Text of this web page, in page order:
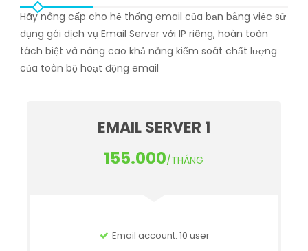
Hãy nâng cấp cho hệ thống email của bạn bằng việc sử
dụng gói dịch vụ Email Server với IP riêng, hoàn toàn
tách biệt và nâng cao khả năng kiểm soát chất lượng
của toàn bộ hoạt động email
EMAIL SERVER 1
155.000/THÁNG
Email account: 10 user